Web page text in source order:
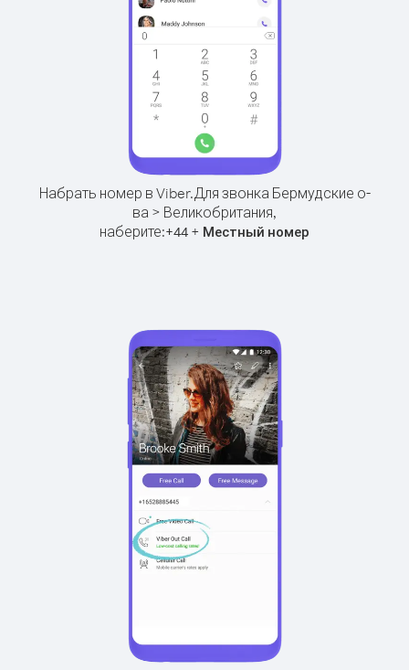
Набрать номер в Viber.Для звонка Бермудские о-
ва > Великобритания,
наберите:+44 + Местный номер